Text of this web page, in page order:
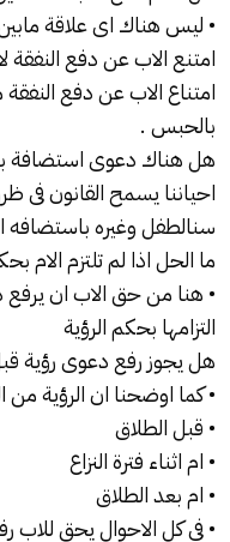
• ليس هناك اى علاقة
امتنع الاب عن دفع النفقة
امتناع الاب عن دفع
بالحبس .
هل هناك دعوى استضافة
احياننا يسمح القانون
سنالطفل وغيره باستضافه
ما الحل اذا لم تلتزم الام
• هنا من حق الاب ان
التزامها بحكم الرؤية
هل يجوز رفع دعوى رؤية
• كما اوضحنا ان الرؤية
• قبل الطلاق
• ام اثناء فترة النزاع
• ام بعد الطلاق
• فى كل الاحوال يحق للاب